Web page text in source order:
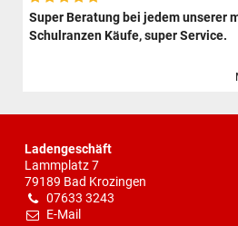
Super Beratung bei jedem unserer
Schulranzen Käufe, super Service.
Ladengeschäft
Lammplatz 7
79189 Bad Krozingen
07633 3243
E-Mail